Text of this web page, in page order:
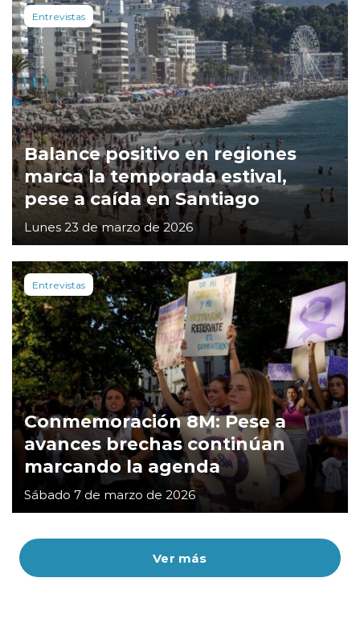
Ver más
Entrevistas
Balance positivo en regiones
marca la temporada estival,
pese a caída en Santiago
Lunes 23 de marzo de 2026
Entrevistas
Conmemoración 8M: Pese a
avances brechas continúan
marcando la agenda
Sábado 7 de marzo de 2026